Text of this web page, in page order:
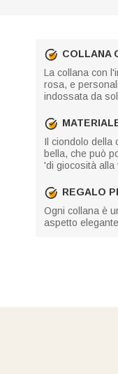
COLLANA
La collana con
rosa, e
indossata da
Il ciondolo della
bella, che può
'di giocosità alla
REGALO
Ogni collana è
aspetto